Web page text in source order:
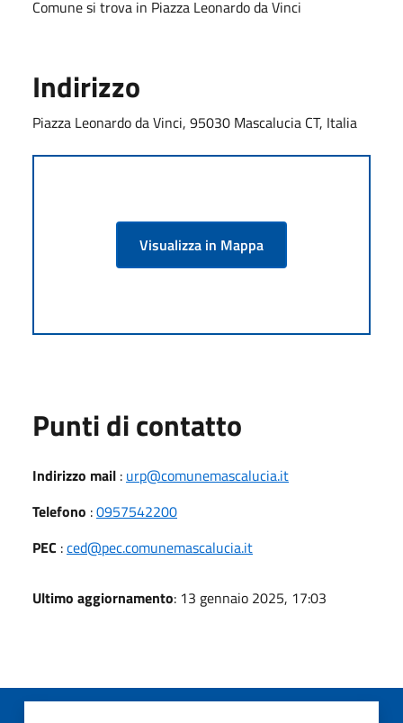
Comune si trova in Piazza Leonardo da Vinci
Indirizzo
Piazza Leonardo da Vinci, 95030 Mascalucia CT, Italia
Visualizza in Mappa
Punti di contatto
Indirizzo mail : urp@comunemascalucia.it
Telefono :0957542200
PEC :ced@pec.comunemascalucia.it
Ultimo aggiornamento: 13 gennaio 2025, 17:03